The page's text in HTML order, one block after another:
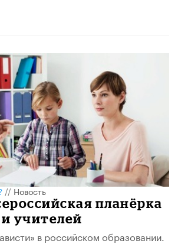
//Новость
планёрка
учителей
в российском образовании.